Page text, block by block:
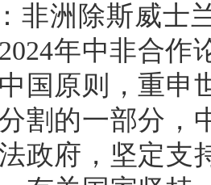
非洲除斯威士
年中非合作
国原则，重申
割的一部分，
政府，坚定支